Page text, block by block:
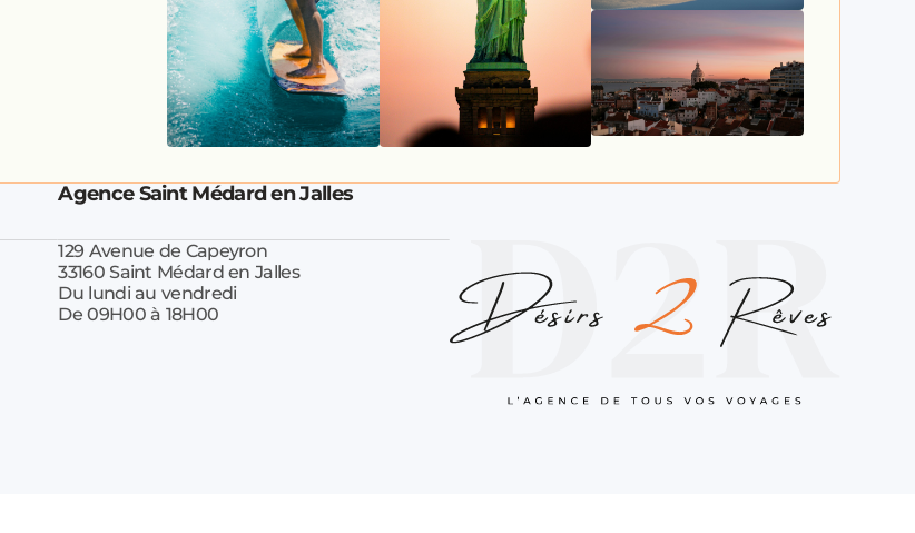
Agence Saint Médard en Jalles
129 Avenue de Capeyron
33160 Saint Médard en Jalles
Du lundi au vendredi
De 09H00 à 18H00